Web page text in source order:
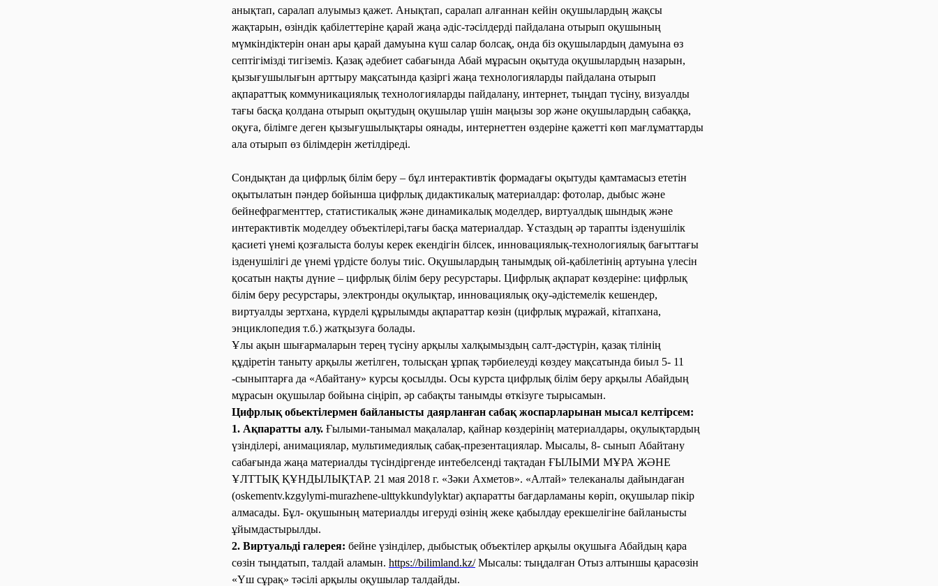
анықтап, саралап алуымыз қажет. Анықтап, саралап алғаннан кейін оқушылардың жақсы
жақтарын, өзіндік қабілеттеріне қарай жаңа әдіс-тәсілдерді пайдалана отырып оқушының
мүмкіндіктерін онан ары қарай дамуына күш салар болсақ, онда біз оқушылардың дамуына өз
септігімізді тигіземіз. Қазақ әдебиет сабағында Абай мұрасын оқытуда оқушылардың назарын,
қызығушылығын арттыру мақсатында қазіргі жаңа технологияларды пайдалана отырып
ақпараттық коммуникациялық технологияларды пайдалану, интернет, тыңдап түсіну, визуалды
тағы басқа қолдана отырып оқытудың оқушылар үшін маңызы зор және оқушылардың сабаққа,
оқуға, білімге деген қызығушылықтары оянады, интернеттен өздеріне қажетті көп мағлұматтарды
ала отырып өз білімдерін жетілдіреді.
Сондықтан да цифрлық білім беру – бұл интерактивтік формадағы оқытуды қамтамасыз ететін
оқытылатын пәндер бойынша цифрлық дидактикалық материалдар: фотолар, дыбыс және
бейнефрагменттер, статистикалық және динамикалық моделдер, виртуалдық шындық және
интерактивтік моделдеу объектілері,тағы басқа материалдар. Ұстаздың әр тарапты ізденушілік
қасиеті үнемі қозғалыста болуы керек екендігін білсек, инновациялық-технологиялық бағыттағы
ізденушілігі де үнемі үрдісте болуы тиіс. Оқушылардың танымдық ой-қабілетінің артуына үлесін
қосатын нақты дүние – цифрлық білім беру ресурстары. Цифрлық ақпарат көздеріне: цифрлық
білім беру ресурстары, электронды оқулықтар, инновациялық оқу-әдістемелік кешендер,
виртуалды зертхана, күрделі құрылымды ақпараттар көзін (цифрлық мұражай, кітапхана,
энциклопедия т.б.) жатқызуға болады.
Ұлы ақын шығармаларын терең түсіну арқылы халқымыздың салт-дәстүрін, қазақ тілінің
құдіретін таныту арқылы жетілген, толысқан ұрпақ тәрбиелеуді көздеу мақсатында биыл 5- 11
-сыныптарға да «Абайтану» курсы қосылды. Осы курста цифрлық білім беру арқылы Абайдың
мұрасын оқушылар бойына сіңіріп, әр сабақты танымды өткізуге тырысамын.
Цифрлық обьектілермен байланысты даярланған сабақ жоспарларынан мысал келтірсем:
1. Ақпаратты алу. Ғылыми-танымал мақалалар, қайнар көздерінің материалдары, оқулықтардың
үзінділері, анимациялар, мультимедиялық сабақ-презентациялар. Мысалы, 8- сынып Абайтану
сабағында жаңа материалды түсіндіргенде интебелсенді тақтадан ҒЫЛЫМИ МҰРА ЖӘНЕ
ҰЛТТЫҚ ҚҰНДЫЛЫҚТАР. 21 мая 2018 г. «Зәки Ахметов». «Алтай» телеканалы дайындаған
(oskementv.kzgylymi-murazhene-ulttykkundylyktar) ақпаратты бағдарламаны көріп, оқушылар пікір
алмасады. Бұл- оқушының материалды игеруді өзінің жеке қабылдау ерекшелігіне байланысты
ұйымдастырылды.
2. Виртуальді галерея: бейне үзінділер, дыбыстық объектілер арқылы оқушыға Абайдың қара
сөзін тыңдатып, талдай аламын. https://bilimland.kz/Мысалы: тыңдалған Отыз алтыншы қарасөзін
«Үш сұрақ» тәсілі арқылы оқушылар талдайды.